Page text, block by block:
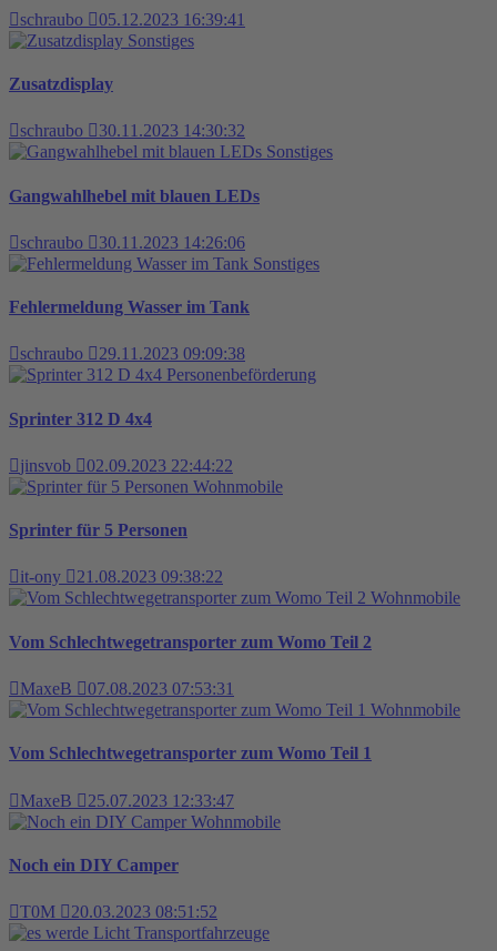
schraubo
05.12.2023 16:39:41
Sonstiges
Zusatzdisplay
schraubo
30.11.2023 14:30:32
Sonstiges
Gangwahlhebel mit blauen LEDs
schraubo
30.11.2023 14:26:06
Sonstiges
Fehlermeldung Wasser im Tank
schraubo
29.11.2023 09:09:38
Personenbeförderung
Sprinter 312 D 4x4
jinsvob
02.09.2023 22:44:22
Wohnmobile
Sprinter für 5 Personen
it-ony
21.08.2023 09:38:22
Wohnmobile
Vom Schlechtwegetransporter zum Womo Teil 2
MaxeB
07.08.2023 07:53:31
Wohnmobile
Vom Schlechtwegetransporter zum Womo Teil 1
MaxeB
25.07.2023 12:33:47
Wohnmobile
Noch ein DIY Camper
T0M
20.03.2023 08:51:52
Transportfahrzeuge